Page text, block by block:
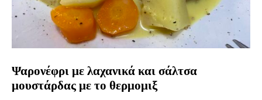
Ψαρονέφρι με λαχανικά και σάλτσα
μουστάρδας με το θερμομιξ